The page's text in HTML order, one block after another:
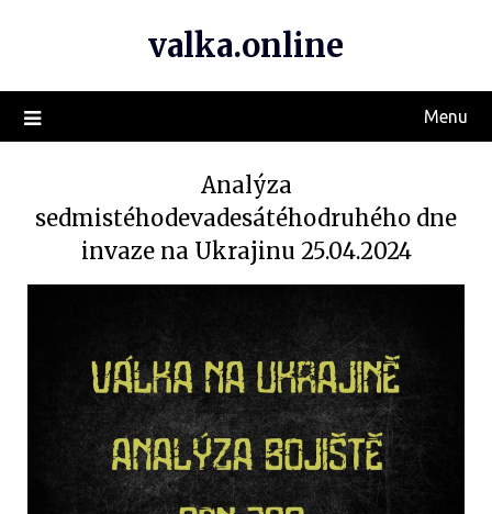
valka.online
Menu
Analýza
sedmistéhodevadesátéhodruhého dne
invaze na Ukrajinu 25.04.2024